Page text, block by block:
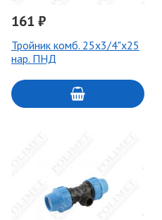
161 ₽
Тройник комб. 25х3/4"х25
нар. ПНД